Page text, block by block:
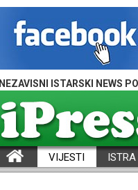
NEZAVISNI ISTARSKI NEWS
VIJESTI ISTRA